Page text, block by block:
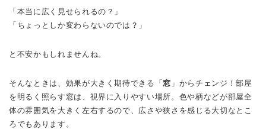
「本当に広く見せられるの？」
「ちょっとしか変わらないのでは？」
と不安かもしれませんね。
そんなときは、効果が大きく期待できる「窓 」からチェンジ！部屋
を明るく照らす窓は、視界に入りやすい場所。色や柄などが部屋全
体の雰囲気を大きく左右するので、広さや狭さを感じる大切なとこ
ろでもあります。